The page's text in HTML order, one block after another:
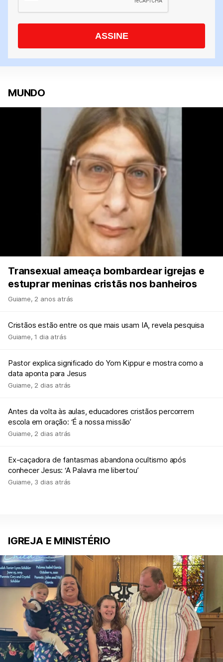
ASSINE
MUNDO
Transexual ameaça bombardear igrejas e
estuprar meninas cristãs nos banheiros
Guiame, 2 anos atrás
Cristãos estão entre os que mais usam IA, revela pesquisa
Guiame,1 dia atrás
Pastor explica significado do Yom Kippur e mostra como a
data aponta para Jesus
Guiame, 2 dias atrás
Antes da volta às aulas, educadores cristãos percorrem
escola em oração: ‘É a nossa missão’
Guiame, 2 dias atrás
Ex-caçadora de fantasmas abandona ocultismo após
conhecer Jesus: ‘A Palavra me libertou’
Guiame, 3 dias atrás
IGREJA E MINISTÉRIO